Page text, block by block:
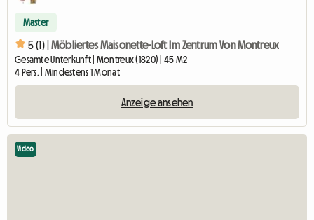
Master
5 (1) | Möbliertes Maisonette-Loft Im Zentrum Von Montreux
Gesamte Unterkunft | Montreux (1820) | 45 M2
4 Pers. | Mindestens 1 Monat
Anzeige ansehen
Video